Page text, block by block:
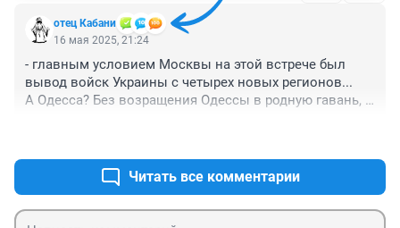
отец Кабани
16 мая 2025, 21:24
- главным условием Москвы на этой встрече был
вывод войск Украины с четырех новых регионов...
А Одесса? Без возращения Одессы в родную гавань,
Читать все комментарии